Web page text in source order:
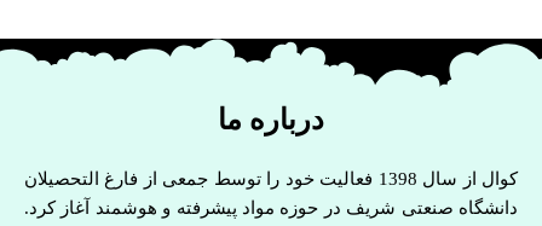
درباره ما
کوال از سال 1398 فعالیت خود را توسط جمعی از فارغ التحصیلان
دانشگاه صنعتی شریف در حوزه مواد پیشرفته و هوشمند آغاز کرد.